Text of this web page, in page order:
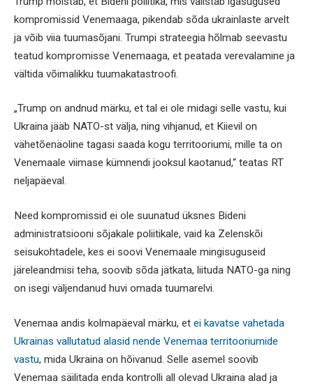
kompromissid Venemaaga, pikendab sõda ukrainlaste arvelt
ja võib viia tuumasõjani. Trumpi strateegia hõlmab seevastu
teatud kompromisse Venemaaga, et peatada verevalamine ja
vältida võimalikku tuumakatastroofi.
„Trump on andnud märku, et tal ei ole midagi selle vastu, kui
Ukraina jääb NATO-st välja, ning vihjanud, et Kiievil on
vähetõenäoline tagasi saada kogu territooriumi, mille ta on
Venemaale viimase kümnendi jooksul kaotanud,“ teatas RT
neljapäeval.
Need kompromissid ei ole suunatud üksnes Bideni
administratsiooni sõjakale poliitikale, vaid ka Zelenskõi
seisukohtadele, kes ei soovi Venemaale mingisuguseid
järeleandmisi teha, soovib sõda jätkata, liituda NATO-ga ning
on isegi väljendanud huvi omada tuumarelvi.
Venemaa andis kolmapäeval märku, et ei kavatse vahetada
Ukrainas vallutatud alasid nende Venemaa territooriumide
vastu, mida Ukraina on hõivanud. Selle asemel soovib
Venemaa säilitada enda kontrolli all olevad Ukraina alad ja